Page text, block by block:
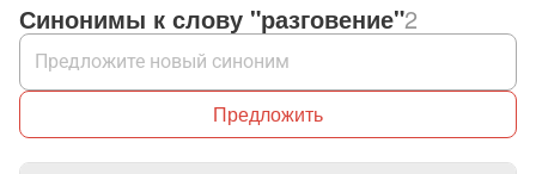
Синонимы к слову "разговение"2
Предложить